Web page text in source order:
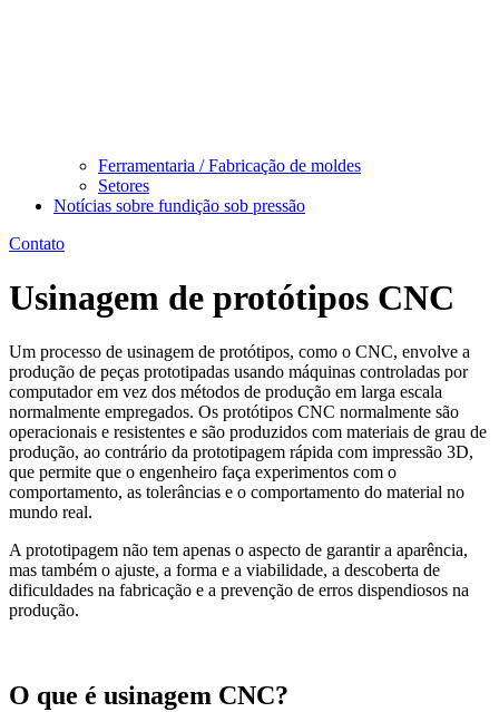
Ferramentaria / Fabricação de moldes
Setores
Notícias sobre fundição sob pressão
Contato
Usinagem de protótipos CNC
Um processo de usinagem de protótipos, como o CNC, envolve a
produção de peças prototipadas usando máquinas controladas por
computador em vez dos métodos de produção em larga escala
normalmente empregados. Os protótipos CNC normalmente são
operacionais e resistentes e são produzidos com materiais de grau de
produção, ao contrário da prototipagem rápida com impressão 3D,
que permite que o engenheiro faça experimentos com o
comportamento, as tolerâncias e o comportamento do material no
mundo real.
A prototipagem não tem apenas o aspecto de garantir a aparência,
mas também o ajuste, a forma e a viabilidade, a descoberta de
dificuldades na fabricação e a prevenção de erros dispendiosos na
produção.
O que é usinagem CNC?